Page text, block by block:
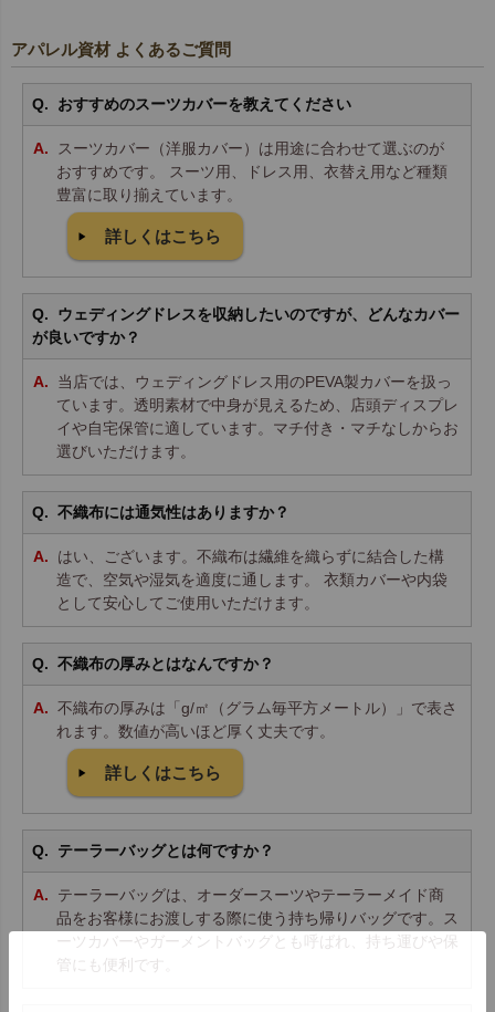
アパレル資材 よくあるご質問
おすすめのスーツカバーを教えてください
スーツカバー（洋服カバー）は用途に合わせて選ぶのが
おすすめです。 スーツ用、ドレス用、衣替え用など種類
豊富に取り揃えています。
詳しくはこちら
ウェディングドレスを収納したいのですが、どんなカバー
が良いですか？
当店では、ウェディングドレス用のPEVA製カバーを扱っ
ています。透明素材で中身が見えるため、店頭ディスプレ
イや自宅保管に適しています。マチ付き・マチなしからお
選びいただけます。
不織布には通気性はありますか？
はい、ございます。不織布は繊維を織らずに結合した構
造で、空気や湿気を適度に通します。 衣類カバーや内袋
として安心してご使用いただけます。
不織布の厚みとはなんですか？
不織布の厚みは「g/㎡（グラム毎平方メートル）」で表さ
れます。数値が高いほど厚く丈夫です。
詳しくはこちら
テーラーバッグとは何ですか？
テーラーバッグは、オーダースーツやテーラーメイド商
品をお客様にお渡しする際に使う持ち帰りバッグです。ス
ーツカバーやガーメントバッグとも呼ばれ、持ち運びや保
管にも便利です。